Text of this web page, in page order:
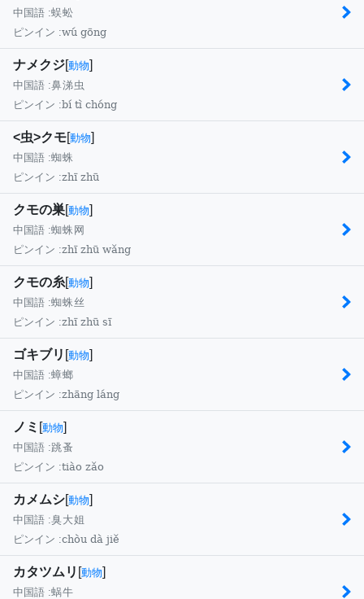
中国語 :蜈蚣
ピンイン :wú gōng
ナメクジ[動物]
中国語 :鼻涕虫
ピンイン :bí tì chóng
<虫>クモ[動物]
中国語 :蜘蛛
ピンイン :zhī zhū
クモの巣[動物]
中国語 :蜘蛛网
ピンイン :zhī zhū wǎng
クモの糸[動物]
中国語 :蜘蛛丝
ピンイン :zhī zhū sī
ゴキブリ [動物]
中国語 :蟑螂
ピンイン :zhāng láng
ノミ [動物]
中国語 :跳蚤
ピンイン :tiào zǎo
カメムシ[動物]
中国語 :臭大姐
ピンイン :chòu dà jiě
カタツムリ [動物]
中国語 :蜗牛